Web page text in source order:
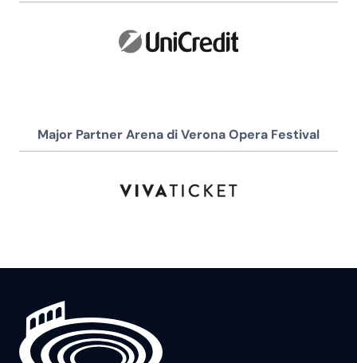
Major Partner Arena di Verona Opera Festival